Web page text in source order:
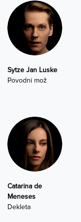
Sytze Jan Luske
Povodni mož
Catarina de
Meneses
Dekleta